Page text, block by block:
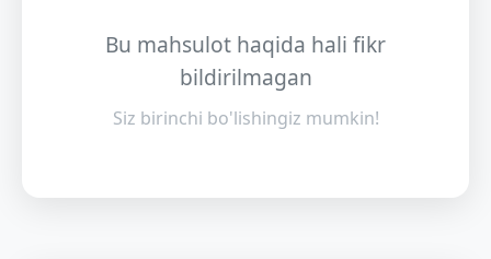
Bu mahsulot haqida hali fikr
bildirilmagan
Siz birinchi bo'lishingiz mumkin!